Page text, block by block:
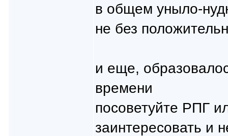
в общем уныло-
не без
и еще,
времени
посоветуйте РПГ
заинтересовать и